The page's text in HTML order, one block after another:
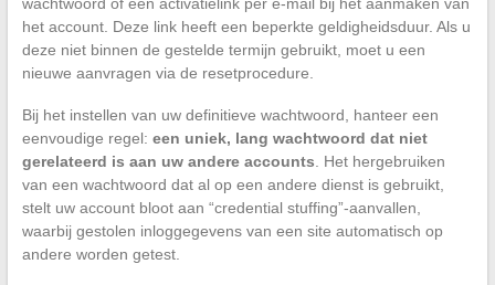
het account. Deze link heeft een beperkte geldigheidsduur. Als u
deze niet binnen de gestelde termijn gebruikt, moet u een
nieuwe aanvragen via de resetprocedure.
Bij het instellen van uw definitieve wachtwoord, hanteer een
eenvoudige regel: een uniek, lang wachtwoord dat niet
gerelateerd is aan uw andere accounts . Het hergebruiken
van een wachtwoord dat al op een andere dienst is gebruikt,
stelt uw account bloot aan “credential stuffing”-aanvallen,
waarbij gestolen inloggegevens van een site automatisch op
andere worden getest.